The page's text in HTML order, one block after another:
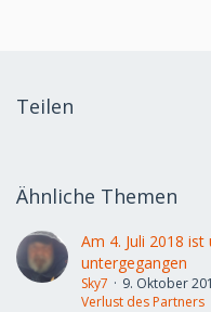
Teilen
Ähnliche Themen
Am 4. Juli 2018
untergegangen
Sky7
9. Oktober
Verlust des Partners